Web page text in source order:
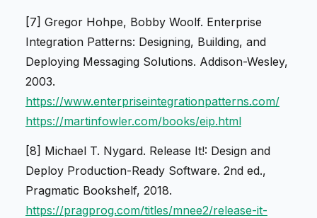
[7] Gregor Hohpe, Bobby Woolf. Enterprise
Integration Patterns: Designing, Building, and
Deploying Messaging Solutions. Addison-Wesley,
2003.
https://www.enterpriseintegrationpatterns.com/
https://martinfowler.com/books/eip.html
[8] Michael T. Nygard. Release It!: Design and
Deploy Production-Ready Software. 2nd ed.,
Pragmatic Bookshelf, 2018.
https://pragprog.com/titles/mnee2/release-it-